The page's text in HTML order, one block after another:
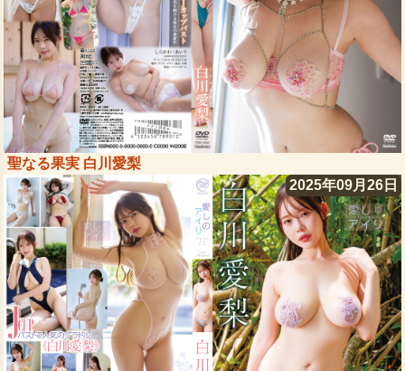
聖なる果実 白川愛梨
2025年09月26日